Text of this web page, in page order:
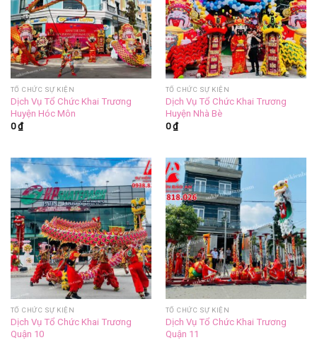
TỔ CHỨC SỰ KIỆN
Dịch Vụ Tổ Chức Khai Trương
Huyện Hóc Môn
0₫
TỔ CHỨC SỰ KIỆN
Dịch Vụ Tổ Chức Khai Trương
Huyện Nhà Bè
0₫
TỔ CHỨC SỰ KIỆN
Dịch Vụ Tổ Chức Khai Trương
Quận 10
TỔ CHỨC SỰ KIỆN
Dịch Vụ Tổ Chức Khai Trương
Quận 11